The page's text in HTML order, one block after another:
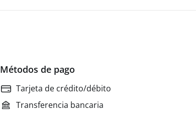
Métodos de pago
Tarjeta de crédito/débito
Transferencia bancaria